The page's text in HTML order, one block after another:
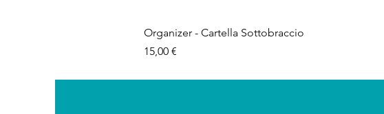
Organizer - Cartella Sottobraccio
Prezzo
15,00 €